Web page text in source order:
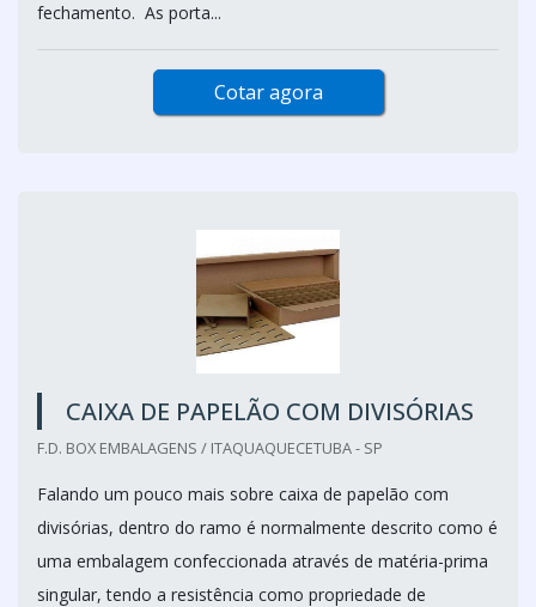
fechamento. As porta...
Cotar agora
CAIXA DE PAPELÃO COM DIVISÓRIAS
F.D. BOX EMBALAGENS / ITAQUAQUECETUBA - SP
Falando um pouco mais sobre caixa de papelão com
divisórias, dentro do ramo é normalmente descrito como é
uma embalagem confeccionada através de matéria-prima
singular, tendo a resistência como propriedade de